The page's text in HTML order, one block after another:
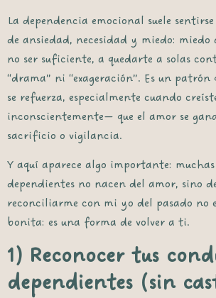
La dependencia emocional suele
de ansiedad, necesidad y miedo: miedo
no ser suficiente, a quedarte a solas
“drama” ni “exageración”. Es un patrón
se refuerza, especialmente cuando
inconscientemente— que el amor se
sacrificio o vigilancia.
Y aquí aparece algo importante:
dependientes no nacen del amor, sino
reconciliarme con mi yo del pasado no
bonita: es una forma de volver a ti.
1) Reconocer tus
dependientes (sin